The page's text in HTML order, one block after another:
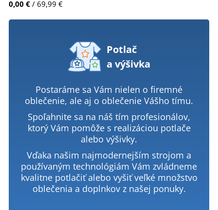
0,00 € / 69,99 €
Potlač
a výšivka
Postaráme sa Vám nielen o firemné
oblečenie, ale aj o oblečenie Vášho tímu.
Spoľahnite sa na náš tím profesionálov,
ktorý Vám pomôže s realizáciou potlače
alebo výšivky.
Vďaka našim najmodernejším strojom a
používaným technológiám Vám zvládneme
kvalitne potlačiť alebo vyšiť veľké množstvo
oblečenia a doplnkov z našej ponuky.